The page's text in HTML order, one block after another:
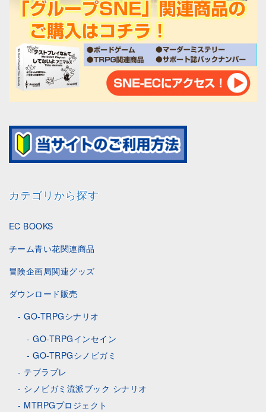
カテゴリから探す
EC BOOKS
チーム青い花関連商品
冒険企画局関連グッズ
ダウンロード販売
GO-TRPGシナリオ
GO-TRPGインセイン
GO-TRPGシノビガミ
テブラプレ
シノビガミ流派ブック シナリオ
MTRPGプロジェクト